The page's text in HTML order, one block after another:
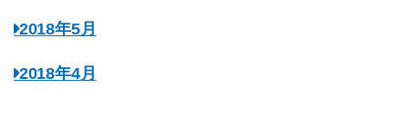
2018年5月
2018年4月